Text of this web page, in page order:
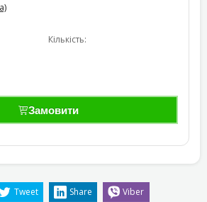
Кількість:
Замовити
Tweet Share Viber